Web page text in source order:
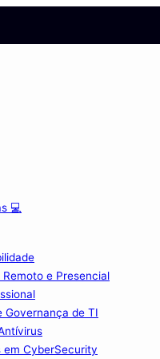
💻
e Presencial
Governança de TI
CyberSecurity